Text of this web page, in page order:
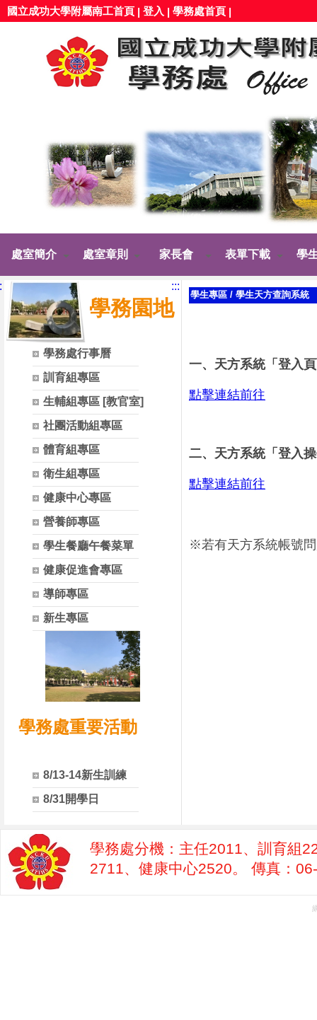
國立成功大學附屬南工首頁 | 登入 | 學務處首頁 |
處室簡介 處室章則 家長會 表單下載 學
學務園地
學務處行事曆
訓育組專區
生輔組專區 [教官室]
社團活動組專區
體育組專區
衛生組專區
健康中心專區
營養師專區
學生餐廳午餐菜單
健康促進會專區
導師專區
新生專區
學務處重要活動
8/13-14新生訓練
8/31開學日
:::
學生專區 / 學生天方查詢系統
一、天方系統「登入
點擊連結前往
二、天方系統「登入
點擊連結前往
※若有天方系統帳號
學務處分機：主任2011、訓育組
2711、健康中心2520。 傳真：